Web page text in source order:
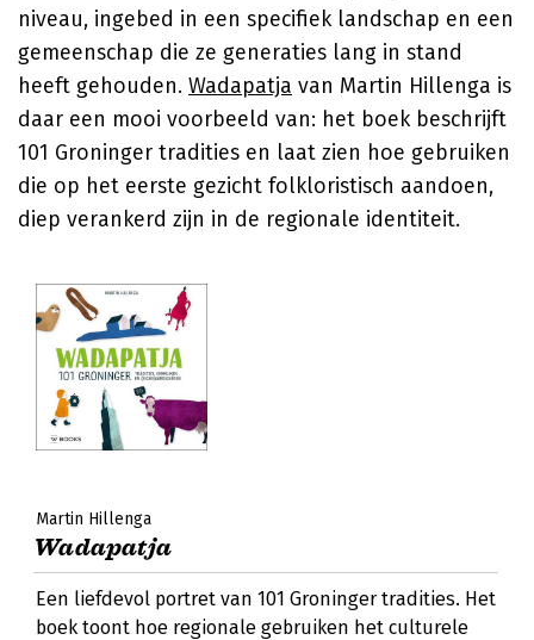
niveau, ingebed in een specifiek landschap en een
gemeenschap die ze generaties lang in stand
heeft gehouden. Wadapatja van Martin Hillenga is
daar een mooi voorbeeld van: het boek beschrijft
101 Groninger tradities en laat zien hoe gebruiken
die op het eerste gezicht folkloristisch aandoen,
diep verankerd zijn in de regionale identiteit.
Martin Hillenga
Wadapatja
Een liefdevol portret van 101 Groninger tradities. Het
boek toont hoe regionale gebruiken het culturele